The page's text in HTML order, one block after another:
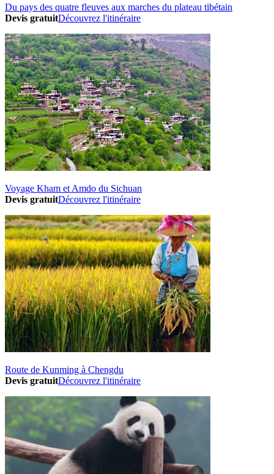
Du pays des quatre fleuves aux marches du plateau tibétain
Devis gratuitDécouvrez l'itinéraire
Voyage Kham et Amdo du Sichuan
Devis gratuitDécouvrez l'itinéraire
Route de Kunming à Chengdu
Devis gratuitDécouvrez l'itinéraire